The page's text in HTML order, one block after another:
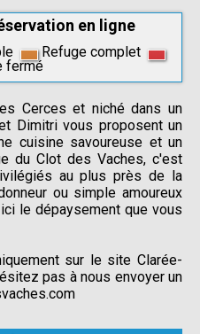
en ligne
Refuge complet
fermé
Cerces et niché dans un
Dimitri vous proposent un
cuisine savoureuse et un
du Clot des Vaches, c'est
au plus près de la
ou simple amoureux
le dépaysement que vous
sur le site Clarée-
pas à nous envoyer un